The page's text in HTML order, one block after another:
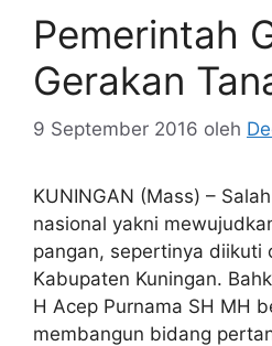
Pemerintah
Gerakan
9 September 2016 oleh
KUNINGAN (Mass) –
nasional yakni
pangan, sepertinya diikuti
Kabupaten Kuningan.
H Acep Purnama SH MH
membangun bidang